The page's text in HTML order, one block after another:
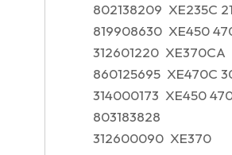
802138209 XE235C
819908630 XE450
312601220 XE370CA
860125695 XE470C
314000173 XE450
803183828
312600090 XE370